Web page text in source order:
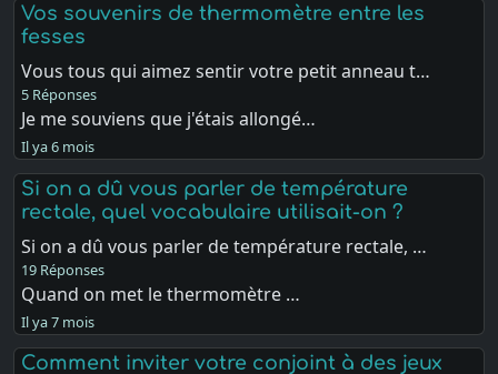
Vos souvenirs de thermomètre entre les
fesses
Vous tous qui aimez sentir votre petit anneau t…
5 Réponses
Je me souviens que j'étais allongé…
Il ya 6 mois
Si on a dû vous parler de température
rectale, quel vocabulaire utilisait-on ?
Si on a dû vous parler de température rectale, …
19 Réponses
Quand on met le thermomètre …
Il ya 7 mois
Comment inviter votre conjoint à des jeux